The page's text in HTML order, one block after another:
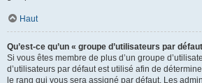
Haut
Qu’est-ce qu’un « groupe d’utilisateurs par
Si vous êtes membre de plus d’un groupe
d’utilisateurs par défaut est utilisé afin de
le rang qui vous sera assigné par défaut. Les